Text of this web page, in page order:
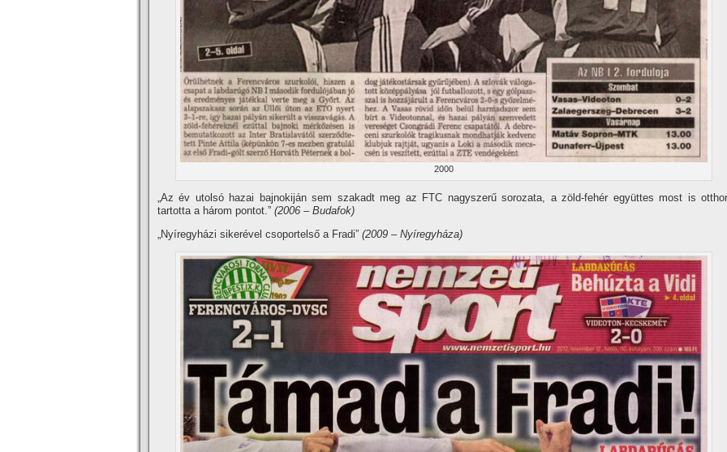
2000
„Az év utolsó hazai bajnokiján sem szakadt meg az FTC nagyszerű sorozata, a zöld-fehér együttes most is
tartotta a három pontot.” (2006 – Budafok)
„Nyí­regyházi sikerével csoportelső a Fradi” (2009 – Nyíregyháza)